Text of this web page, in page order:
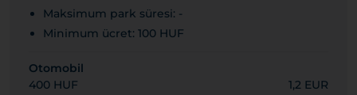
Maksimum park süresi: -
Minimum ücret: 100 HUF
Otomobil
400 HUF
1,2 EUR